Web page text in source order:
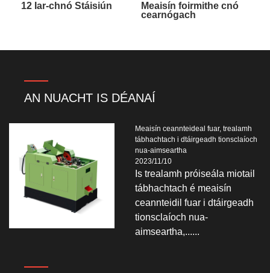
12 Iar-chnó Stáisiún
Meaisín foirmithe cnó
cearnógach
AN NUACHT IS DÉANAÍ
Meaisín ceannteideal fuar, trealamh
tábhachtach i dtáirgeadh tionsclaíoch
nua-aimseartha
2023/11/10
Is trealamh próiseála miotail
tábhachtach é meaisín
ceannteidil fuar i dtáirgeadh
tionsclaíoch nua-
aimseartha,......